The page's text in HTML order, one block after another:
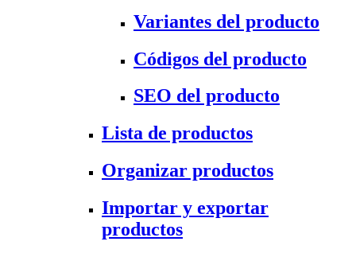
Variantes del producto
Códigos del producto
SEO del producto
Lista de productos
Organizar productos
Importar y exportar
productos